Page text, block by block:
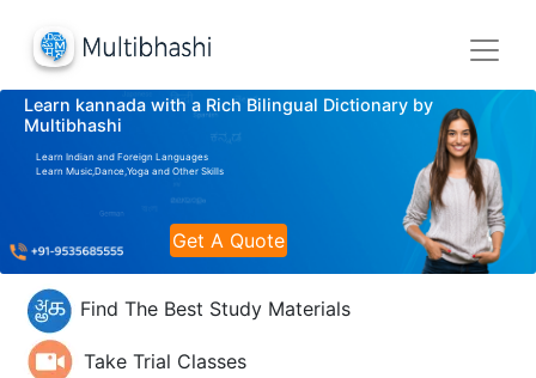
Learn kannada with a Rich Bilingual Dictionary by
Multibhashi
Learn Indian and Foreign Languages
Learn Music,Dance,Yoga and Other Skills
Get A Quote
Find The Best Study Materials
Take Trial Classes